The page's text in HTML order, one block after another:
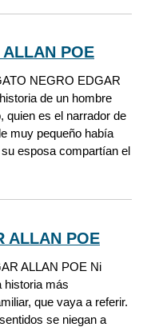
POE
NEGRO EDGAR
de un hombre
quien es el narrador de
muy pequeño había
esposa compartían el
ALLAN POE
ALLAN POE Ni
historia más
que vaya a referir.
se niegan a